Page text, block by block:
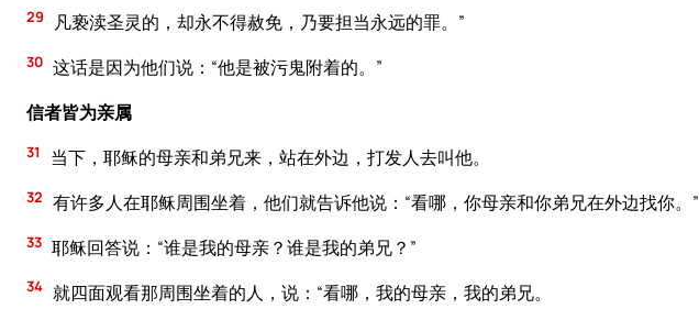
29 凡亵渎圣灵的，却永不得赦免，乃要担当永远的罪。”
30 这话是因为他们说：“他是被污鬼附着的。”
信者皆为亲属
31 当下，耶稣的母亲和弟兄来，站在外边，打发人去叫他。
32 有许多人在耶稣周围坐着，他们就告诉他说：“看哪，你母亲和你弟兄在外边找你。”
33 耶稣回答说：“谁是我的母亲？谁是我的弟兄？”
34 就四面观看那周围坐着的人，说：“看哪，我的母亲，我的弟兄。